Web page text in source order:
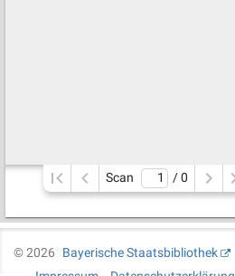
Scan / 0
©2026
Bayerische Staatsbibliothek